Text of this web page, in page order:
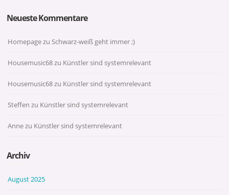
Neueste Kommentare
HomepagezuSchwarz-weiß geht immer ;)
Housemusic68zu Künstler sind systemrelevant
Housemusic68zu Künstler sind systemrelevant
Steffen zu Künstler sind systemrelevant
Annezu Künstler sind systemrelevant
Archiv
August 2025